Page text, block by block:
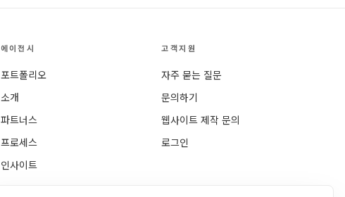
에이전시
포트폴리오
소개
파트너스
프로세스
인사이트
고객지원
자주 묻는 질문
문의하기
웹사이트 제작 문의
로그인